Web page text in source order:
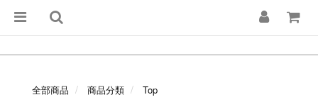
全部商品 商品分類 Top